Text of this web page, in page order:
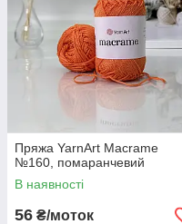
Пряжа YarnArt Macrame
№160, помаранчевий
В наявності
56 ₴/моток